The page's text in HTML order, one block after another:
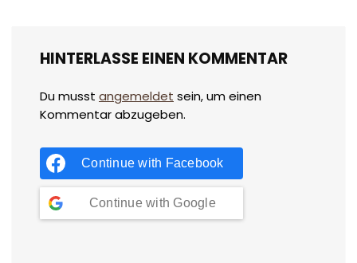
HINTERLASSE EINEN KOMMENTAR
Du musst angemeldet sein, um einen
Kommentar abzugeben.
Continue with Facebook
Continue with Google